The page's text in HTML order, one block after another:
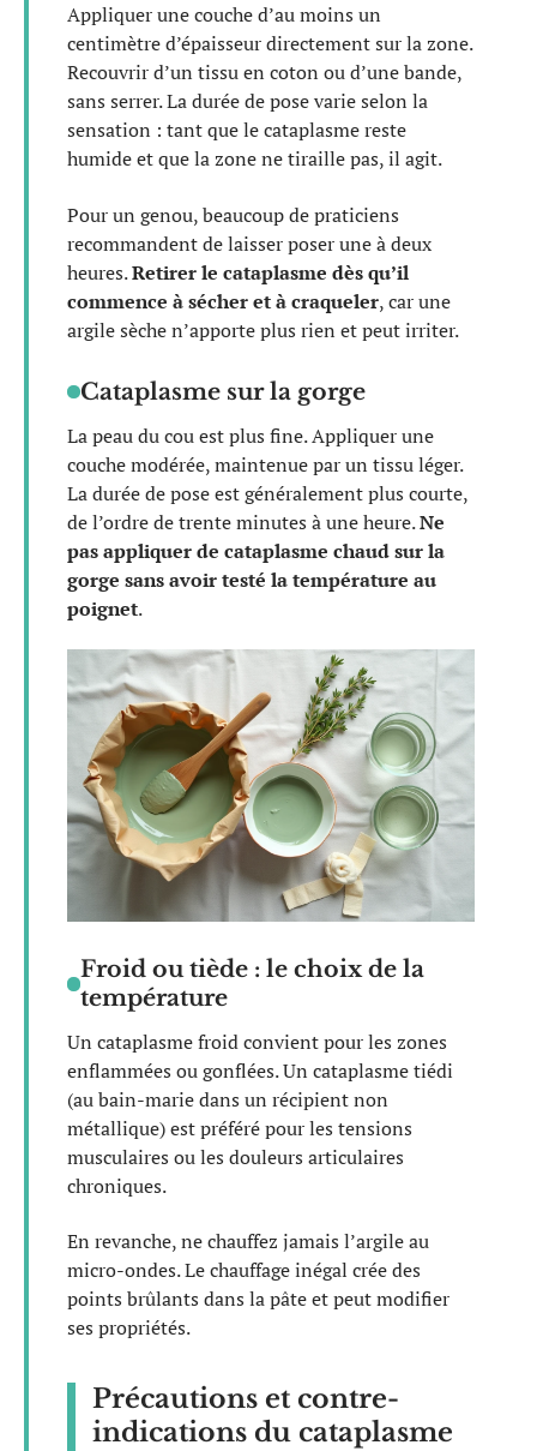
Appliquer une couche d’au moins un
centimètre d’épaisseur directement sur la zone.
Recouvrir d’un tissu en coton ou d’une bande,
sans serrer. La durée de pose varie selon la
sensation : tant que le cataplasme reste
humide et que la zone ne tiraille pas, il agit.
Pour un genou, beaucoup de praticiens
recommandent de laisser poser une à deux
heures.Retirer le cataplasme dès qu’il
commence à sécher et à craqueler, car une
argile sèche n’apporte plus rien et peut irriter.
Cataplasme sur la gorge
La peau du cou est plus fine. Appliquer une
couche modérée, maintenue par un tissu léger.
La durée de pose est généralement plus courte,
de l’ordre de trente minutes à une heure.Ne
pas appliquer de cataplasme chaud sur la
gorge sans avoir testé la température au
poignet.
Froid ou tiède : le choix de la
température
Un cataplasme froid convient pour les zones
enflammées ou gonflées. Un cataplasme tiédi
(au bain-marie dans un récipient non
métallique) est préféré pour les tensions
musculaires ou les douleurs articulaires
chroniques.
En revanche, ne chauffez jamais l’argile au
micro-ondes. Le chauffage inégal crée des
points brûlants dans la pâte et peut modifier
ses propriétés.
Précautions et contre-
indications du cataplasme